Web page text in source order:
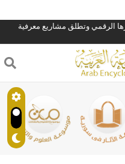
الرقمي وتطلق مشاريع معرفية
بجائزة كتارا لتحقيق
الدوحة
العربية 2025
لهيئة الموسوعة العربية